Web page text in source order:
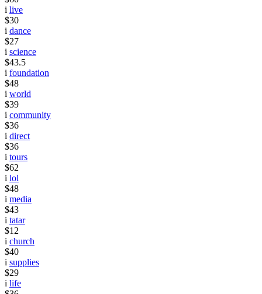
i live
$30
i dance
$27
i science
$43.5
i foundation
$48
i world
$39
i community
$36
i direct
$36
i tours
$62
i lol
$48
i media
$43
i tatar
$12
i church
$40
i supplies
$29
i life